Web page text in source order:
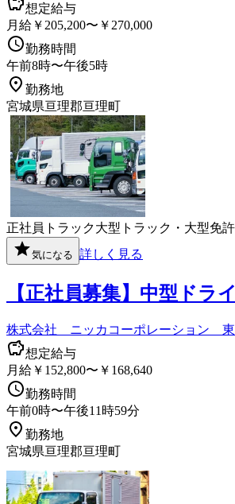
想定給与
月給￥205,200〜￥270,000
勤務時間
午前8時〜午後5時
勤務地
宮城県亘理郡亘理町
正社員 トラック大型トラック・大型免許
気になる 詳しく見る
【正社員募集】中型ドラ
株式会社 ニッカコーポレーション
想定給与
月給￥152,800〜￥168,640
勤務時間
午前0時〜午後11時59分
勤務地
宮城県亘理郡亘理町